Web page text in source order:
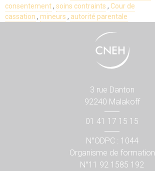
consentement, soins contraints , Cour de
cassation , mineurs , autorité parentale
3 rue Danton
92240 Malakoff
01 41 17 15 15
N°ODPC : 1044
Organisme de formation
N°11 92 1585 192